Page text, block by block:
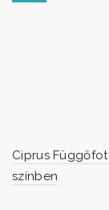
Ciprus
színben